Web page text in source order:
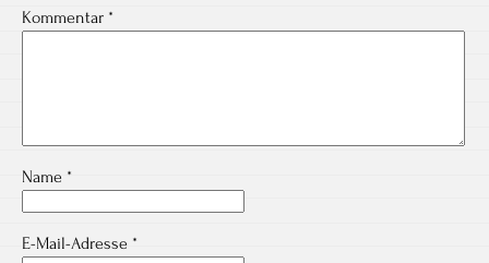
Kommentar *
Name *
E-Mail-Adresse *